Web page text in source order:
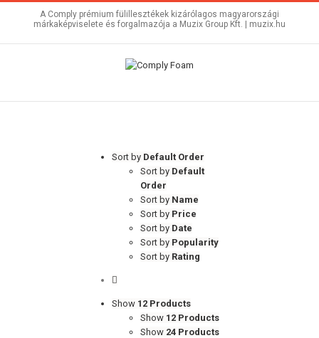
A Comply prémium fülillesztékek kizárólagos magyarországi
márkaképviselete és forgalmazója a Muzix Group Kft. | muzix.hu
Sort by Default Order
Sort by Default
Order
Sort by Name
Sort by Price
Sort by Date
Sort by Popularity
Sort by Rating
Show 12 Products
Show 12 Products
Show 24 Products